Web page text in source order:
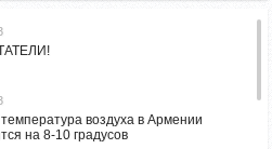
воздуха в Армении
на 8-10 градусов